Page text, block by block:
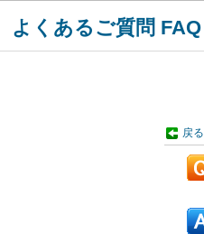
よくあるご質問 FAQ
戻る